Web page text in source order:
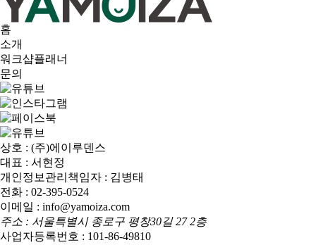
홈
소개
워크샵플래너
문의
상호 : (주)에이루덴스
대표 : 서현정
개인정보관리책임자 : 김병태
전화 : 02-395-0524
이메일 : info@yamoiza.com
주소 : 서울특별시 종로구 평창30길 27 2층
사업자등록번호 : 101-86-49810